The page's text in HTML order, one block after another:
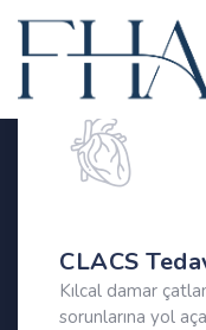
CLACS
Kılcal damar
sorunlarına yol